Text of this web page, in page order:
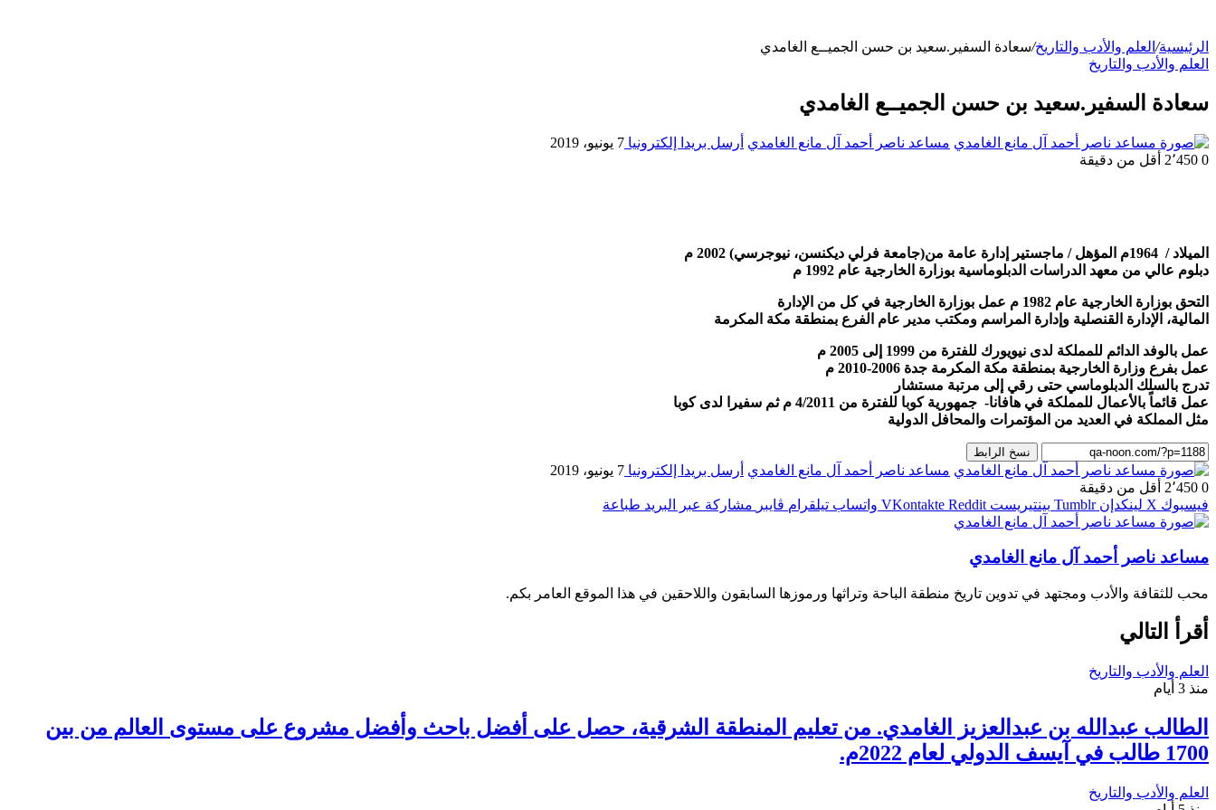
الرئيسية/ العلم والأدب والتاريخ/سعادة السفير.سعيد بن حسن الجميــع الغامدي
العلم والأدب والتاريخ
سعادة السفير.سعيد بن حسن الجميــع الغامدي
مساعد ناصر أحمد آل مانع الغامدي أرسل بريدا إلكترونيا 7 يونيو، 2019
0
أقل من دقيقة
الميلاد / 1964م المؤهل / ماجستير إدارة عامة من(جامعة فرلي ديكنسن، نيوجرسي) 2002 م
دبلوم عالي من معهد الدراسات الدبلوماسية بوزارة الخارجية عام 1992 م
التحق بوزارة الخارجية عام 1982 م عمل بوزارة الخارجية في كل من الإدارة
المالية، الإدارة القنصلية وإدارة المراسم ومكتب مدير عام الفرع بمنطقة مكة المكرمة
عمل بالوفد الدائم للمملكة لدى نيويورك للفترة من 1999 إلى 2005 م
عمل بفرع وزارة الخارجية بمنطقة مكة المكرمة جدة 2006-2010 م
تدرج بالسلك الدبلوماسي حتى رقي إلى مرتبة مستشار
عمل قائماً بالأعمال للمملكة في هافانا- جمهورية كوبا للفترة من 4/2011 م ثم سفيرا لدى كوبا
مثل المملكة في العديد من المؤتمرات والمحافل الدولية
نسخ الرابط
مساعد ناصر أحمد آل مانع الغامدي أرسل بريدا إلكترونيا 7 يونيو، 2019
0
أقل من دقيقة
فيسبوك ‫X لينكدإن بينتيريست واتساب تيلقرام ڤايبر مشاركة عبر البريد طباعة
مساعد ناصر أحمد آل مانع الغامدي
محب للثقافة والأدب ومجتهد في تدوين تاريخ منطقة الباحة وتراثها ورموزها السابقون واللاحقين في هذا الموقع العامر بكم.
أقرأ التالي
العلم والأدب والتاريخ
منذ 3 أيام
الطالب عبدالله بن عبدالعزيز الغامدي. من تعليم المنطقة الشرقية، حصل على أفضل باحث وأفضل مشروع على مستوى العالم من بين
1700 طالب في آيسف الدولي لعام 2022م.
العلم والأدب والتاريخ